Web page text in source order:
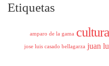
Etiquetas
amparo de la gama cultura
jose luis casado bellagarza juan